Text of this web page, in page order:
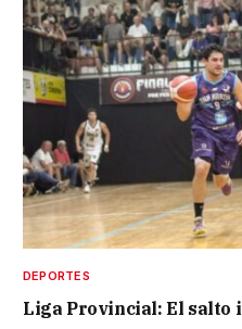
DEPORTES
Liga Provincial: El salto